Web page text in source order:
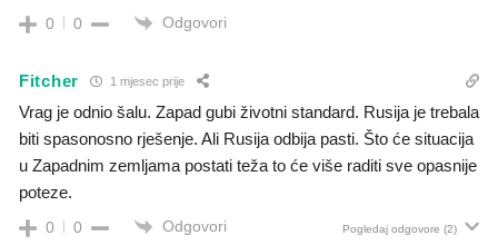
0 0 Odgovori
Fitcher 1 mjesec prije
Vrag je odnio šalu. Zapad gubi životni standard. Rusija je trebala
biti spasonosno rješenje. Ali Rusija odbija pasti. Što će situacija
u Zapadnim zemljama postati teža to će više raditi sve opasnije
poteze.
0 0 Odgovori Pogledaj odgovore (2)